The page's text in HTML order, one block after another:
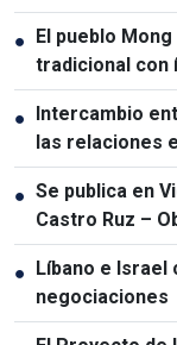
● El pueblo
tradicional con
● Intercambio
las relaciones
● Se publica en
Castro Ruz –
● Líbano e Israel
negociaciones